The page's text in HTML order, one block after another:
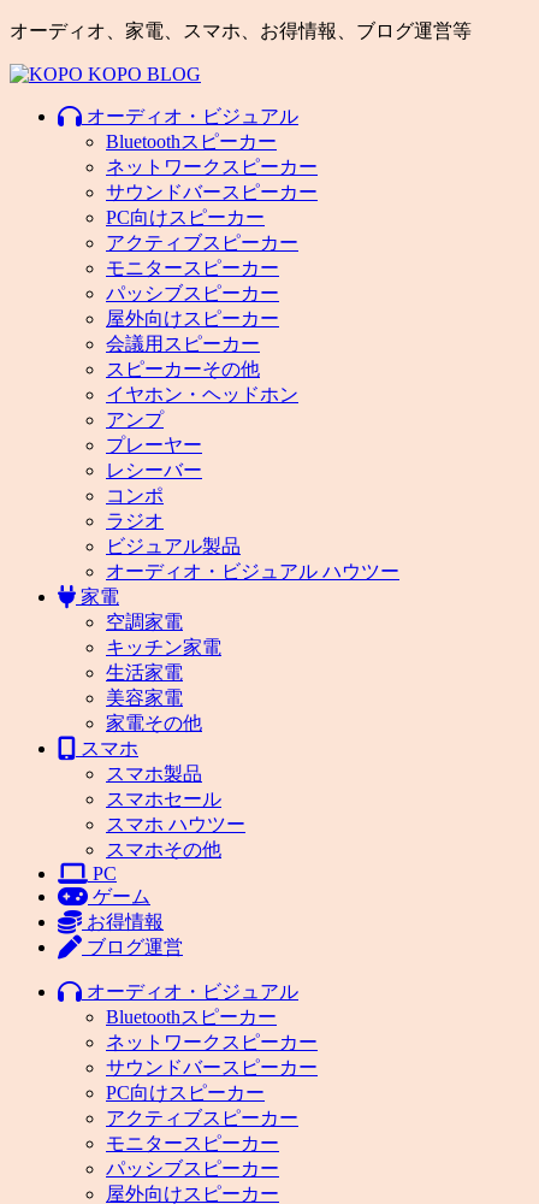
オーディオ、家電、スマホ、お得情報、ブログ運営等
オーディオ・ビジュアル
Bluetoothスピーカー
ネットワークスピーカー
サウンドバースピーカー
PC向けスピーカー
アクティブスピーカー
モニタースピーカー
パッシブスピーカー
屋外向けスピーカー
会議用スピーカー
スピーカーその他
イヤホン・ヘッドホン
アンプ
プレーヤー
レシーバー
コンポ
ラジオ
ビジュアル製品
オーディオ・ビジュアル ハウツー
家電
空調家電
キッチン家電
生活家電
美容家電
家電その他
スマホ
スマホ製品
スマホセール
スマホ ハウツー
スマホその他
PC
ゲーム
お得情報
ブログ運営
オーディオ・ビジュアル
Bluetoothスピーカー
ネットワークスピーカー
サウンドバースピーカー
PC向けスピーカー
アクティブスピーカー
モニタースピーカー
パッシブスピーカー
屋外向けスピーカー